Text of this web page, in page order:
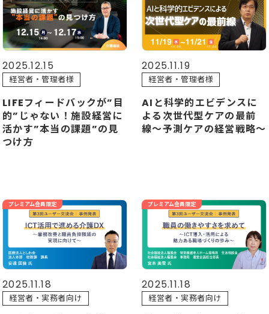
2025.12.15
経営者・管理者様
LIFEフィードバックが”目
的”じゃない！施設経営に
活かす”本当の課題”の見
つけ方
2025.11.19
経営者・管理者様
AIと科学的エビデンスに
よる次世代型ケアの最前
線〜予測ケアの経営戦略〜
プレミアム会員限定
2025.11.18
経営者・実務者向け
プレミアム会員限定
2025.11.18
経営者・実務者向け